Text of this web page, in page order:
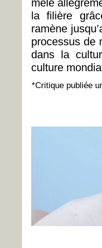
mêle
la filière
ramène
processus de
dans la
culture
*Critique publiée